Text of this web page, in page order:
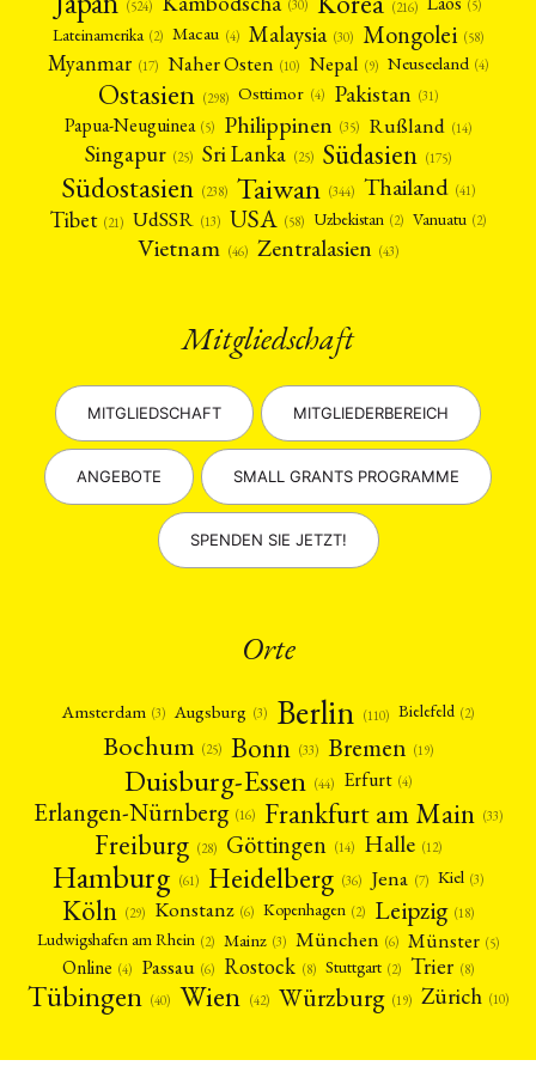
(524) (30) (216) (5)
Lateinamerika (2) Macau (4) Malaysia (30) Mongolei (58)
Myanmar (17) Naher Osten (10) Nepal (9) Neuseeland (4)
Ostasien (298) Osttimor (4) Pakistan (31)
Papua-Neuguinea (5) Philippinen (35) Rußland (14)
Singapur (25) Sri Lanka (25) Südasien (175)
Südostasien (238) Taiwan (344) Thailand (41)
Tibet (21) UdSSR (13) USA (58) Uzbekistan (2) Vanuatu (2)
Vietnam (46) Zentralasien (43)
Mitgliedschaft
MITGLIEDSCHAFT MITGLIEDERBEREICH
ANGEBOTE SMALL GRANTS PROGRAMME
SPENDEN SIE JETZT!
Orte
Amsterdam (3) Augsburg (3) Berlin (110) Bielefeld (2)
Bochum (25) Bonn (33) Bremen (19)
Duisburg-Essen (44) Erfurt (4)
Erlangen-Nürnberg (16) Frankfurt am Main (33)
Freiburg (28) Göttingen (14) Halle (12)
Hamburg (61) Heidelberg (36) Jena (7) Kiel (3)
Köln (29) Konstanz (6) Kopenhagen (2) Leipzig (18)
Ludwigshafen am Rhein (2) Mainz (3) München (6) Münster (5)
Online (4) Passau (6) Rostock (8) Stuttgart (2) Trier (8)
Tübingen (40) Wien (42) Würzburg (19) Zürich (10)